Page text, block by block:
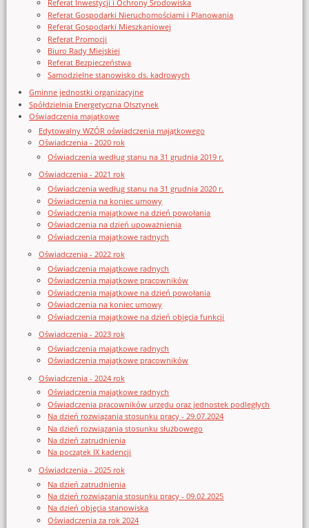
Referat Inwestycji i Ochrony Środowiska
Referat Gospodarki Nieruchomościami i Planowania
Referat Gospodarki Mieszkaniowej
Referat Promocji
Biuro Rady Miejskiej
Referat Bezpieczeństwa
Samodzielne stanowisko ds. kadrowych
Gminne jednostki organizacyjne
Spółdzielnia Energetyczna Olsztynek
Oświadczenia majątkowe
Edytowalny WZÓR oświadczenia majątkowego
Oświadczenia - 2020 rok
Oświadczenia według stanu na 31 grudnia 2019 r.
Oświadczenia - 2021 rok
Oświadczenia według stanu na 31 grudnia 2020 r.
Oświadczenia na koniec umowy
Oświadczenia majątkowe na dzień powołania
Oświadczenia na dzień upoważnienia
Oświadczenia majątkowe radnych
Oświadczenia - 2022 rok
Oświadczenia majątkowe radnych
Oświadczenia majątkowe pracowników
Oświadczenia majątkowe na dzień powołania
Oświadczenia na koniec umowy
Oświadczenia majątkowe na dzień objęcia funkcji
Oświadczenia - 2023 rok
Oświadczenia majątkowe radnych
Oświadczenia majątkowe pracowników
Oświadczenia - 2024 rok
Oświadczenia majątkowe radnych
Oświadczenia pracowników urzędu oraz jednostek podległych
Na dzień rozwiązania stosunku pracy - 29.07.2024
Na dzień rozwiązania stosunku służbowego
Na dzień zatrudnienia
Na początek IX kadencji
Oświadczenia - 2025 rok
Na dzień zatrudnienia
Na dzień rozwiązania stosunku pracy - 09.02.2025
Na dzień objęcia stanowiska
Oświadczenia za rok 2024